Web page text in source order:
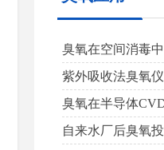
臭氧在空间消毒
紫外吸收法臭氧
臭氧在半导体
自来水厂后臭氧